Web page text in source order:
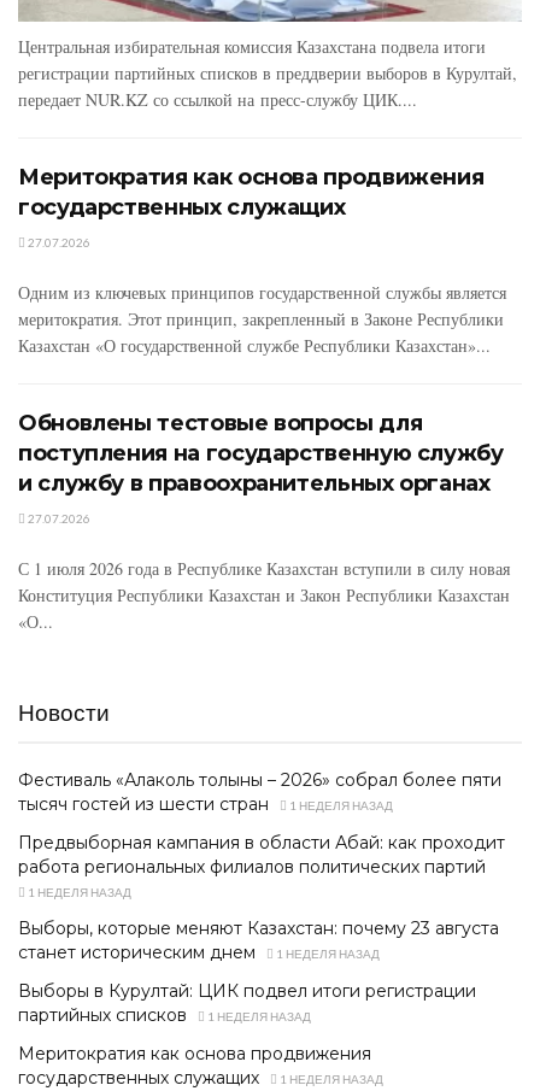
Центральная избирательная комиссия Казахстана подвела итоги
регистрации партийных списков в преддверии выборов в Курултай,
передает NUR.KZ со ссылкой на пресс-службу ЦИК....
Меритократия как основа продвижения
государственных служащих
27.07.2026
Одним из ключевых принципов государственной службы является
меритократия. Этот принцип, закрепленный в Законе Республики
Казахстан «О государственной службе Республики Казахстан»...
Обновлены тестовые вопросы для
поступления на государственную службу
и службу в правоохранительных органах
27.07.2026
С 1 июля 2026 года в Республике Казахстан вступили в силу новая
Конституция Республики Казахстан и Закон Республики Казахстан
«О...
Новости
Фестиваль «Алаколь толқыны – 2026» собрал более пяти
тысяч гостей из шести стран
1 НЕДЕЛЯ НАЗАД
Предвыборная кампания в области Абай: как проходит
работа региональных филиалов политических партий
1 НЕДЕЛЯ НАЗАД
Выборы, которые меняют Казахстан: почему 23 августа
станет историческим днем
1 НЕДЕЛЯ НАЗАД
Выборы в Курултай: ЦИК подвел итоги регистрации
партийных списков
1 НЕДЕЛЯ НАЗАД
Меритократия как основа продвижения
государственных служащих
1 НЕДЕЛЯ НАЗАД